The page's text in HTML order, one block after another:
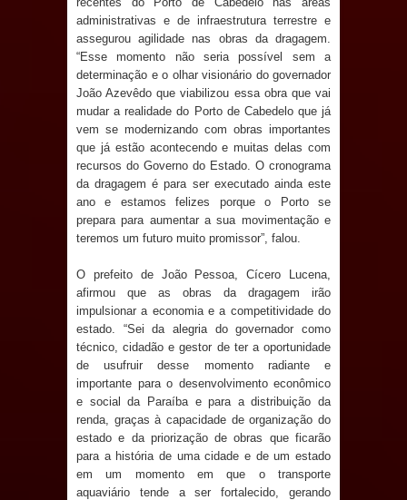
Diretório Nacional do PDT durante
Convenção em Brasília
Dois Gigantes da Poesia Paraibana
inspiram a IV FEIRA LITERÁRIA DO
BREJO em Guarabira
Vereador Davyd Matias reúne cerca
candidatura de Denise Ribeiro à
Assembleia Legislativa
evento de saúde pública do planeta
com foco na qualificação dos
serviços do SUS
administrativas e de infraestrutura terrestre e
assegurou agilidade nas obras da dragagem.
“Esse momento não seria possível sem a
determinação e o olhar visionário do governador
João Azevêdo que viabilizou essa obra que vai
mudar a realidade do Porto de Cabedelo que já
vem se modernizando com obras importantes
que já estão acontecendo e muitas delas com
recursos do Governo do Estado. O cronograma
da dragagem é para ser executado ainda este
ano e estamos felizes porque o Porto se
prepara para aumentar a sua movimentação e
teremos um futuro muito promissor”, falou.
O prefeito de João Pessoa, Cícero Lucena,
afirmou que as obras da dragagem irão
impulsionar a economia e a competitividade do
estado. “Sei da alegria do governador como
técnico, cidadão e gestor de ter a oportunidade
de usufruir desse momento radiante e
importante para o desenvolvimento econômico
e social da Paraíba e para a distribuição da
renda, graças à capacidade de organização do
estado e da priorização de obras que ficarão
para a história de uma cidade e de um estado
em um momento em que o transporte
aquaviário tende a ser fortalecido, gerando